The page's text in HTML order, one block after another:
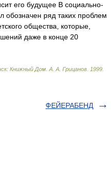
его будущее В социально-
ряд таких проблем
общества, которые,
даже в конце 20
Книжный Дом А. А. Грицанов 1999
ФЕЙЕРАБЕНД